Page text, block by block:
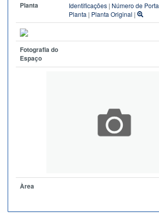
Planta
Identificações | Número de Porta
Planta | Planta Original |
Fotografia do
Espaço
Àrea